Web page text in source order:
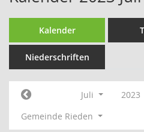
Kalender
Niederschriften
Juli 2023
Gemeinde Rieden